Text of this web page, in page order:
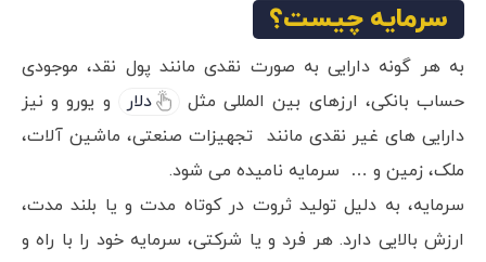
سرمایه چیست؟
به هر گونه دارایی به صورت نقدی مانند پول نقد، موجودی
حساب بانکی، ارزهای بین المللی مثل
دلار
و یورو و نیز
دارایی های غیر نقدی مانند تجهیزات صنعتی، ماشین آلات،
ملک، زمین و … سرمایه نامیده می شود.
سرمایه، به دلیل تولید ثروت در کوتاه مدت و یا بلند مدت،
ارزش بالایی دارد. هر فرد و یا شرکتی، سرمایه خود را با راه و